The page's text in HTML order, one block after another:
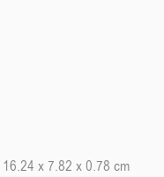
16.24 x 7.82 x 0.78 cm